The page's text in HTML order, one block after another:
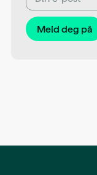
Meld deg på